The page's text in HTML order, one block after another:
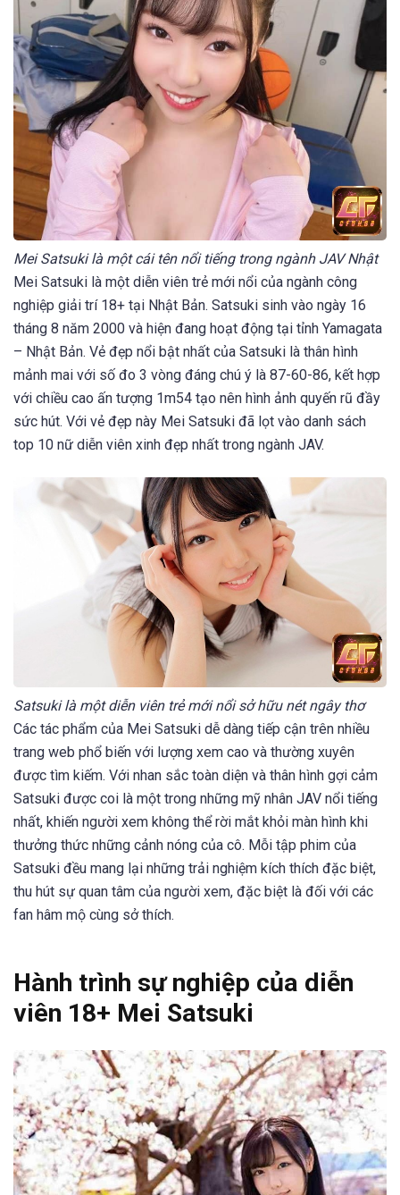
Mei Satsuki là một cái tên nổi tiếng trong ngành JAV Nhật
Mei Satsuki là một diễn viên trẻ mới nổi của ngành công
nghiệp giải trí 18+ tại Nhật Bản. Satsuki sinh vào ngày 16
tháng 8 năm 2000 và hiện đang hoạt động tại tỉnh Yamagata
– Nhật Bản. Vẻ đẹp nổi bật nhất của Satsuki là thân hình
mảnh mai với số đo 3 vòng đáng chú ý là 87-60-86, kết hợp
với chiều cao ấn tượng 1m54 tạo nên hình ảnh quyến rũ đầy
sức hút. Với vẻ đẹp này Mei Satsuki đã lọt vào danh sách
top 10 nữ diễn viên xinh đẹp nhất trong ngành JAV.
Satsuki là một diễn viên trẻ mới nổi sở hữu nét ngây thơ
Các tác phẩm của Mei Satsuki dễ dàng tiếp cận trên nhiều
trang web phổ biến với lượng xem cao và thường xuyên
được tìm kiếm. Với nhan sắc toàn diện và thân hình gợi cảm
Satsuki được coi là một trong những mỹ nhân JAV nổi tiếng
nhất, khiến người xem không thể rời mắt khỏi màn hình khi
thưởng thức những cảnh nóng của cô. Mỗi tập phim của
Satsuki đều mang lại những trải nghiệm kích thích đặc biệt,
thu hút sự quan tâm của người xem, đặc biệt là đối với các
fan hâm mộ cùng sở thích.
Hành trình sự nghiệp của diễn
viên 18+ Mei Satsuki